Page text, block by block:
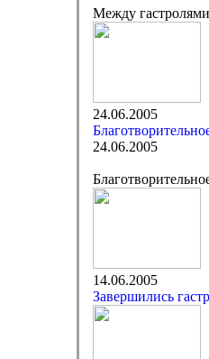
Между
24.06.2005
24.06.2005
14.06.2005
Завершились